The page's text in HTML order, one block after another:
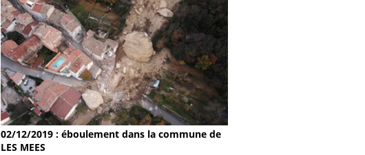
02/12/2019 : éboulement dans la commune de
LES MEES